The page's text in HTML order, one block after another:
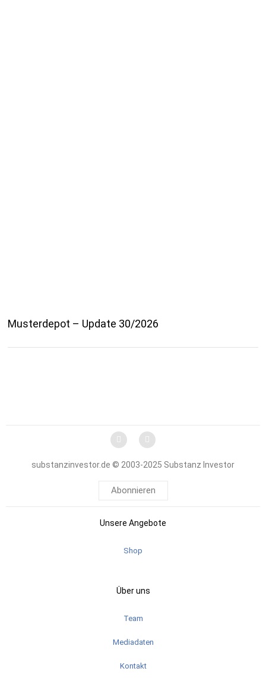
Musterdepot – Update 30/2026
substanzinvestor.de © 2003-2025 Substanz Investor
Abonnieren
Unsere Angebote
Shop
Über uns
Team
Mediadaten
Kontakt